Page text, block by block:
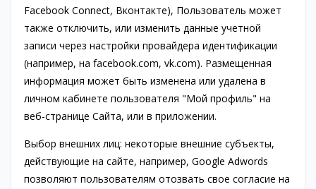
Facebook Connect, Вконтакте), Пользователь может
также отключить, или изменить данные учетной
записи через настройки провайдера идентификации
(например, на facebook.com, vk.com). Размещенная
информация может быть изменена или удалена в
личном кабинете пользователя "Мой профиль" на
веб-странице Сайта, или в приложении.
Выбор внешних лиц: некоторые внешние субъекты,
действующие на сайте, например, Google Adwords
позволяют пользователям отозвать свое согласие на